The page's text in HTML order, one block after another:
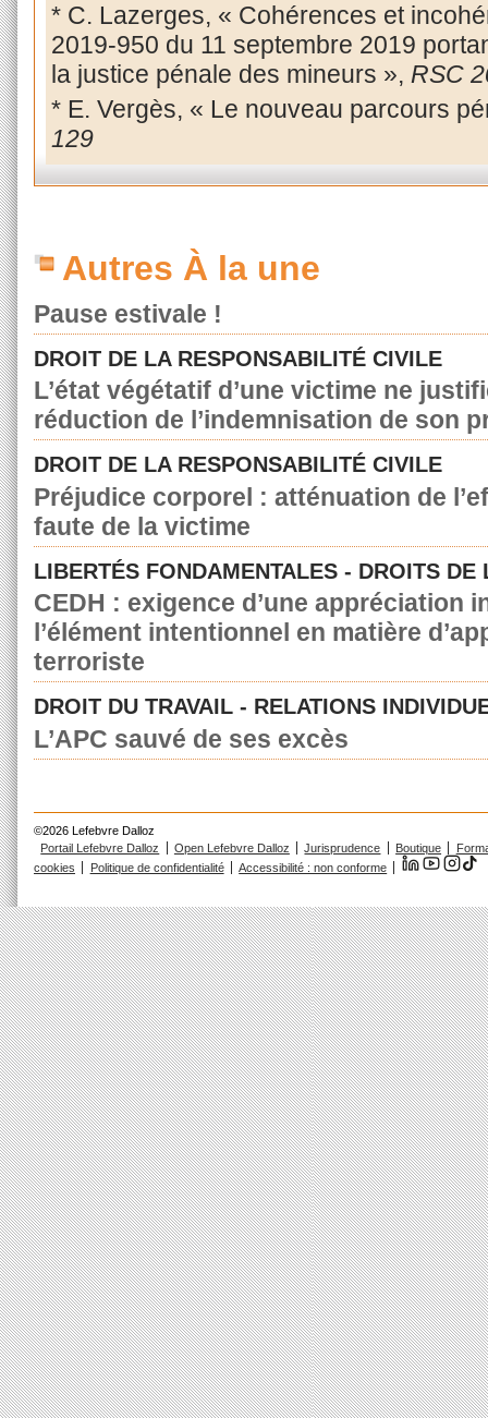
* C. Lazerges, « Cohérences et
2019-950 du 11 septembre 2019
la justice pénale des mineurs », RSC
* E. Vergès, « Le nouveau parcours
129
Autres À la une
Pause estivale !
DROIT DE LA RESPONSABILITÉ CIVILE
L’état végétatif d’une victime ne
réduction de l’indemnisation de son
DROIT DE LA RESPONSABILITÉ CIVILE
Préjudice corporel : atténuation de
faute de la victime
LIBERTÉS FONDAMENTALES - DROITS DE
CEDH : exigence d’une appréciation
l’élément intentionnel en matière
terroriste
DROIT DU TRAVAIL - RELATIONS
L’APC sauvé de ses excès
©2026 Lefebvre Dalloz
Portail Lefebvre Dalloz
Open Lefebvre Dalloz Jurisprudence Boutique
cookies
Politique de confidentialité Accessibilité : non conforme